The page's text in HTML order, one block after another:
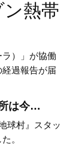
ン熱帯
ラ）」が協働
過報告が届
は今…
球村』スタッ
。